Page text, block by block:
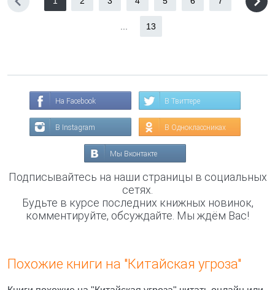
13
На Facebook В Твиттере
В Instagram В Одноклассниках
Мы Вконтакте
Подписывайтесь на наши страницы в социальных
сетях.
Будьте в курсе последних книжных новинок,
комментируйте, обсуждайте. Мы ждём Вас!
Похожие книги на "Китайская угроза"